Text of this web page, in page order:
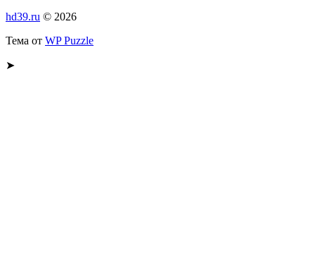
hd39.ru © 2026
Тема от WP Puzzle
➤